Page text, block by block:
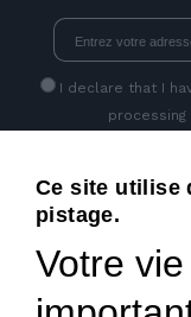
I declare that I
Ce site utilise
pistage.
Votre